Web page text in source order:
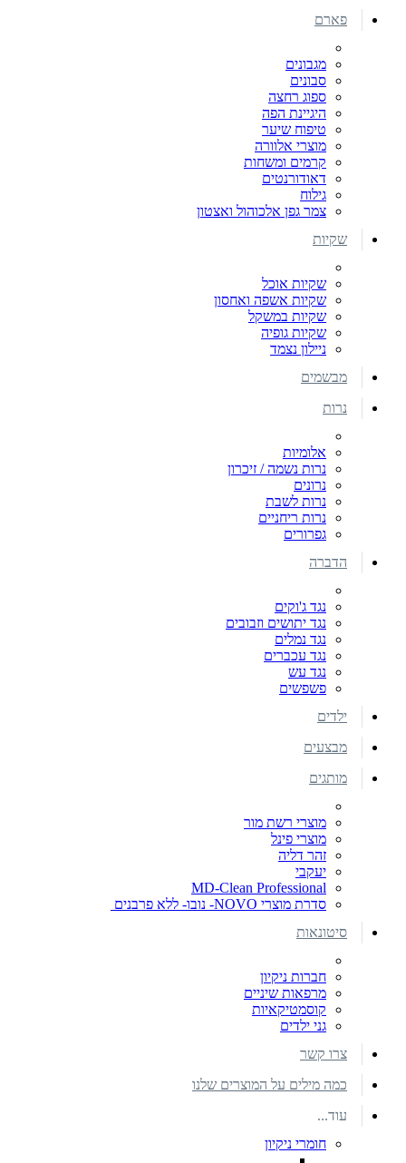
פארם
מגבונים
סבונים
ספוג רחצה
היגיינת הפה
טיפוח שיער
מוצרי אלוורה
קרמים ומשחות
דאודורנטים
גילוח
צמר גפן אלכוהול ואצטון
שקיות
שקיות אוכל
שקיות אשפה ואחסון
שקיות במשקל
שקיות גופיה
ניילון נצמד
מבשמים
נרות
אלומיות
נרות נשמה / זיכרון
נרונים
נרות לשבת
נרות ריחניים
גפרורים
הדברה
נגד ג'וקים
נגד יתושים וזבובים
נגד נמלים
נגד עכברים
נגד עש
פשפשים
ילדים
מבצעים
מותגים
מוצרי רשת מור
מוצרי פינל
זהר דליה
יעקבי
MD-Clean Professional
סדרת מוצרי NOVO- נובו- ללא פרבנים
סיטונאות
חברות ניקיון
מרפאות שיניים
קוסמטיקאיות
גני ילדים
צרו קשר
כמה מילים על המוצרים שלנו
עוד...
חומרי ניקיון